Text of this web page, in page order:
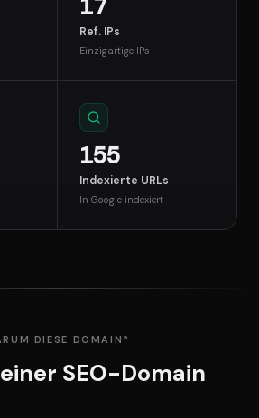
17
Ref. IPs
Einzigartige IPs
155
Indexierte URLs
In Google indexiert
DIESE DOMAIN?
SEO-Domain